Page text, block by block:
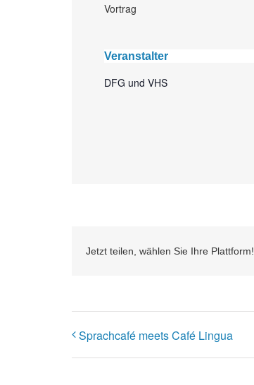
Vortrag
Veranstalter
DFG und VHS
Jetzt teilen, wählen Sie Ihre Plattform!
Sprachcafé meets Café Lingua